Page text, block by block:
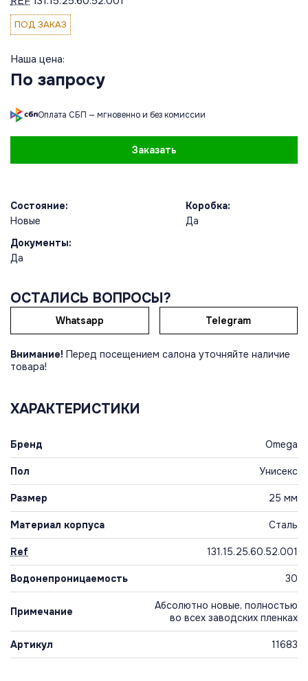
ПОД ЗАКАЗ
Наша цена:
По запросу
Оплата СБП — мгновенно и без комиссии
Заказать
Состояние:
Новые
Коробка:
Да
Документы:
Да
ОСТАЛИСЬ ВОПРОСЫ?
Whatsapp Telegram
Внимание! Перед посещением салона уточняйте наличие
товара!
ХАРАКТЕРИСТИКИ
Бренд Omega
Пол Унисекс
Размер 25 мм
Материал корпуса Сталь
Ref 131.15.25.60.52.001
Водонепроницаемость 30
Примечание
Абсолютно новые, полностью
во всех заводских пленках
Артикул 11683